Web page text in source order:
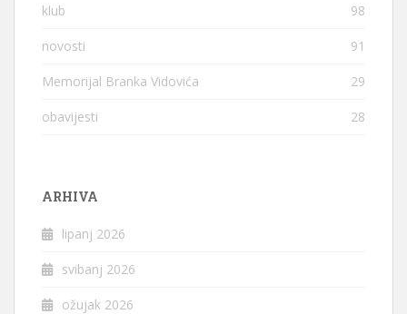
klub 98
novosti 91
Memorijal Branka Vidovića 29
obavijesti 28
ARHIVA
lipanj 2026
svibanj 2026
ožujak 2026